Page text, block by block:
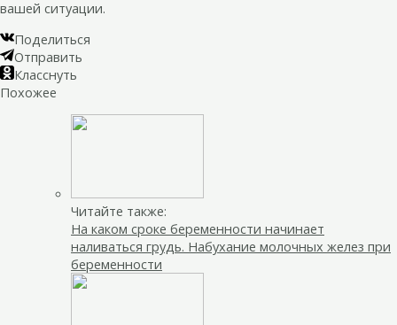
вашей ситуации.
Поделиться
Отправить
Класснуть
Похожее
Читайте также:
На каком сроке беременности начинает
наливаться грудь. Набухание молочных желез при
беременности